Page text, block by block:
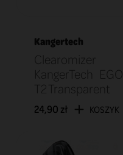
Kangertech
Clearomizer
KangerTech EGO
T2 Transparent
24,90 zł KOSZYK